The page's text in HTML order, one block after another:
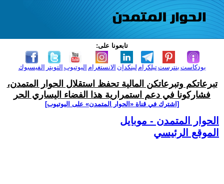
تابعونا على:
الفيسبوك التويتر اليوتيوب الانستغرام لينكدإن تيلكرامبنترست بودكاست
تبرعاتكم وتبرعاتكن المالية تحفظ استقلال الحوار المتمدن،
فشاركونا في دعم استمرارية هذا الفضاء اليساري الحر
[اشترك في قناة ‫«الحوار المتمدن» على اليوتيوب]
الحوار المتمدن - موبايل
الموقع الرئيسي